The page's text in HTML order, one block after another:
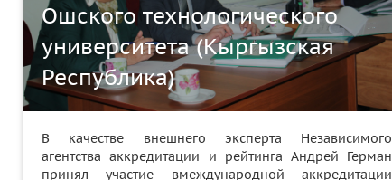
Ошского технологического
университета (Кыргызская
Республика)
В качестве внешнего эксперта Независимого
агентства аккредитации и рейтинга Андрей Герман
принял участие вмеждународной аккредитации